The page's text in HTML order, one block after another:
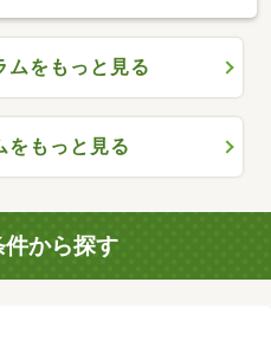
ムをもっと見る
をもっと見る
から探す